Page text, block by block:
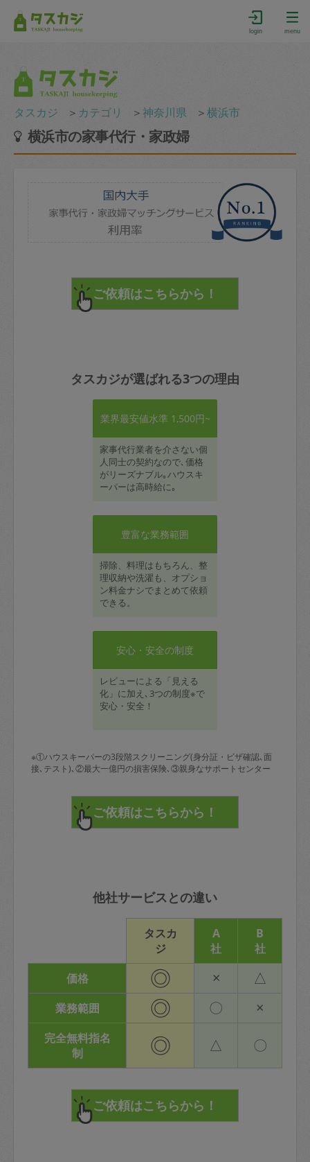
login menu
タスカジ ＞ カテゴリ ＞神奈川県 ＞横浜市
横浜市の家事代行・家政婦
タスカジが選ばれる3つの理由
業界最安値水準 1,500円~
家事代行業者を介さない個
人同士の契約なので､価格
がリーズナブル｡ハウスキ
ーパーは高時給に｡
豊富な業務範囲
掃除、料理はもちろん、整
理収納や洗濯も、オプショ
ン料金ナシでまとめて依頼
できる。
安心・安全の制度
レビューによる「見える
化」に加え､3つの制度※で
安心・安全！
※①ハウスキーパーの3段階スクリーニング(身分証・ビザ確認､面
接､テスト)､②最大一億円の損害保険､③親身なサポートセンター
他社サービスとの違い
タスカ
ジ
A
社
B
社
価格
◎ × △
業務範囲 ◎ 〇 ×
完全無料指名
制
◎ △ 〇